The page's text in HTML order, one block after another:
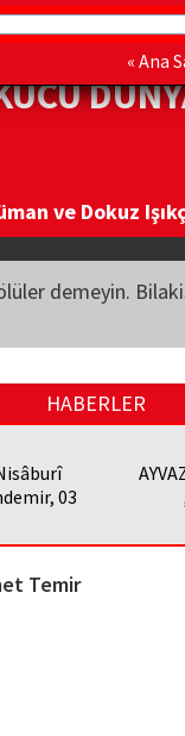
« Ana
ve Dokuz
demeyin.
HABERLER
03
Temir